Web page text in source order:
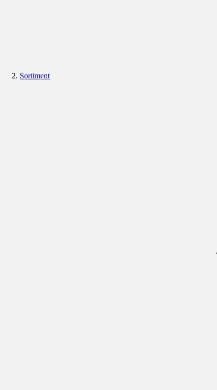
Sortiment